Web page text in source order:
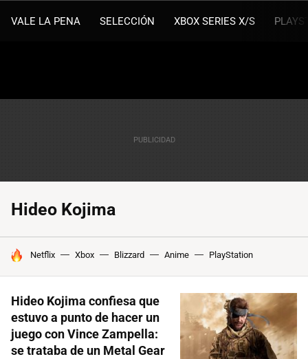
VALE LA PENA SELECCIÓN XBOX SERIES X/S
Hideo Kojima
HOY SE HABLA DE
Netflix Xbox Blizzard Anime PlayStation
Hideo Kojima confiesa que
estuvo a punto de hacer un
juego con Vince Zampella:
se trataba de un Metal Gear